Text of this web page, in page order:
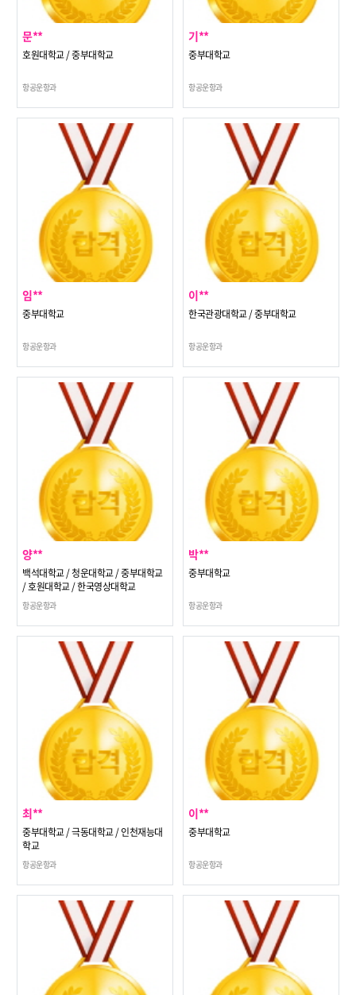
문**
호원대학교 / 중부대학교
항공운항과
기**
중부대학교
항공운항과
임**
중부대학교
항공운항과
이**
한국관광대학교 / 중부대학교
항공운항과
양**
백석대학교 / 청운대학교 / 중부대학교
/ 호원대학교 / 한국영상대학교
항공운항과
박**
중부대학교
항공운항과
최**
중부대학교 / 극동대학교 / 인천재능대
학교
항공운항과
이**
중부대학교
항공운항과